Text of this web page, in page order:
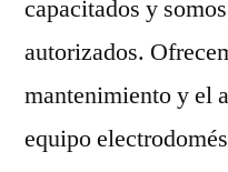
capacitados y
autorizados.
mantenimiento y el
equipo